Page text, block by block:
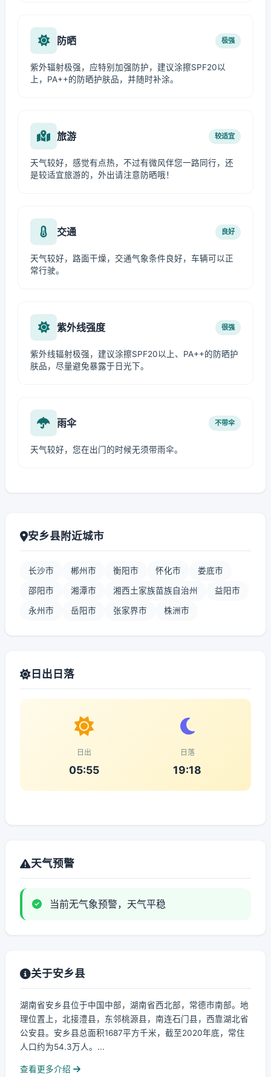
防晒 极强
紫外辐射极强，应特别加强防护，建议涂擦SPF20以
上，PA++的防晒护肤品，并随时补涂。
旅游 较适宜
天气较好，感觉有点热，不过有微风伴您一路同行，还
是较适宜旅游的，外出请注意防晒哦！
交通 良好
天气较好，路面干燥，交通气象条件良好，车辆可以正
常行驶。
紫外线强度 很强
紫外线辐射极强，建议涂擦SPF20以上、PA++的防晒护
肤品，尽量避免暴露于日光下。
雨伞 不带伞
天气较好，您在出门的时候无须带雨伞。
安乡县附近城市
长沙市 郴州市 衡阳市 怀化市 娄底市
邵阳市 湘潭市 湘西土家族苗族自治州 益阳市
永州市 岳阳市 张家界市 株洲市
日出日落
日出
05:55
日落
19:18
天气预警
当前无气象预警，天气平稳
关于安乡县
湖南省安乡县位于中国中部，湖南省西北部，常德市南部。地
理位置上，北接澧县，东邻桃源县，南连石门县，西靠湖北省
公安县。安乡县总面积1687平方千米，截至2020年底，常住
人口约为54.3万人。...
查看更多介绍